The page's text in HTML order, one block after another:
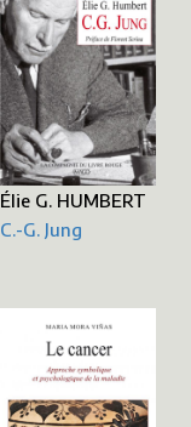
Élie G. HUMBERT
C.-G. Jung